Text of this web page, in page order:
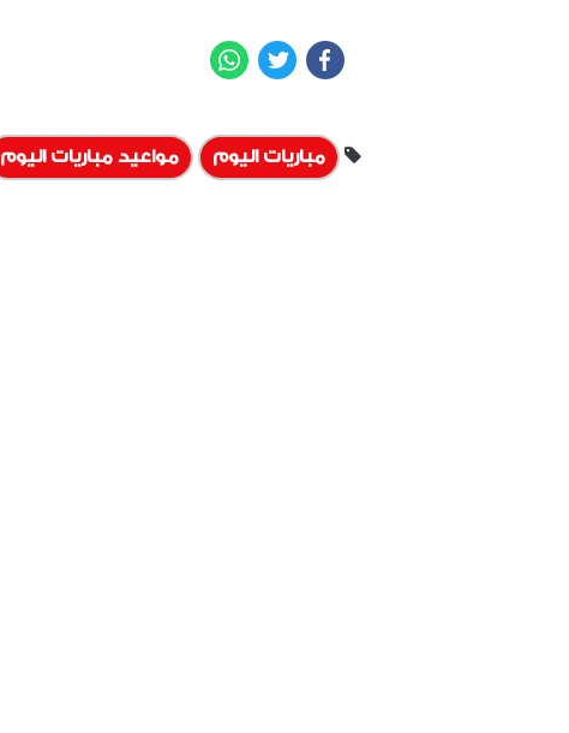
Facebook
Twitter
مباريات اليوم مواعيد مباريات اليوم